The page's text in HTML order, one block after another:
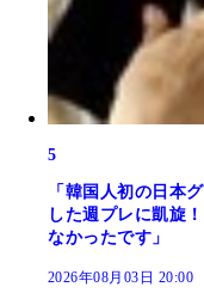
5
「韓国人初の日本
した週プレに凱旋
なかったです」
2026年08月03日 20:00